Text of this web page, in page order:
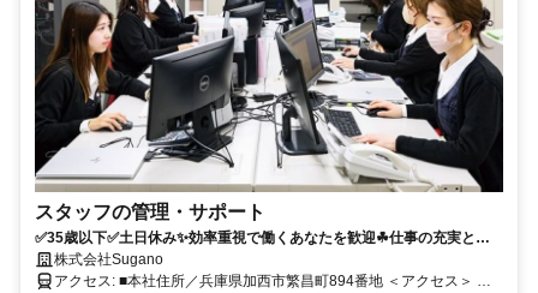
スタッフの管理・サポート
✅️35歳以下✅土日休み✨効率重視で働くあなたを歓迎☘仕事の充実と私
生活の幸福を両立したい方へ♪
株式会社Sugano
アクセス: ■本社住所／兵庫県加西市繁昌町894番地 ＜アクセス＞ 中